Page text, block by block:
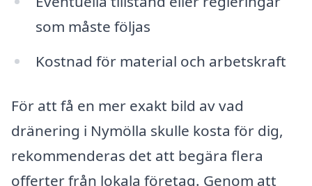
som måste följas
Kostnad för material och arbetskraft
För att få en mer exakt bild av vad
dränering i Nymölla skulle kosta för dig,
rekommenderas det att begära flera
offerter från lokala företag. Genom att